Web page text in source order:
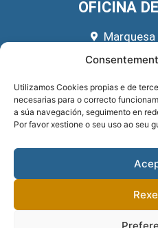
Utilizamos Cookies propias e de
necesarias para o correcto
a súa navegación, seguimento en
Por favor xestione o seu uso ao seu
OFICINA
666
REDES